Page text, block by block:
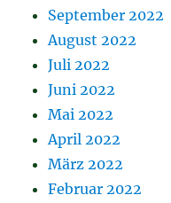
September 2022
August 2022
Juli 2022
Juni 2022
Mai 2022
April 2022
März 2022
Februar 2022